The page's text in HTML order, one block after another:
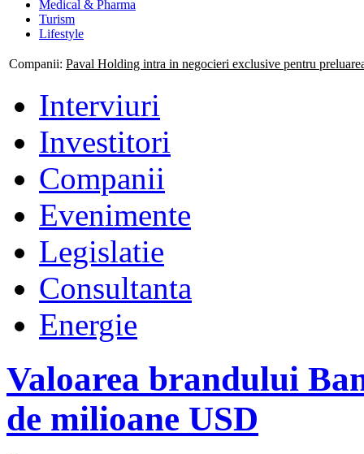
Medical & Pharma
Turism
Lifestyle
Companii: Paval Holding intra in negocieri exclusive pentru
Interviuri
Investitori
Companii
Evenimente
Legislatie
Consultanta
Energie
Valoarea brandului
de milioane USD